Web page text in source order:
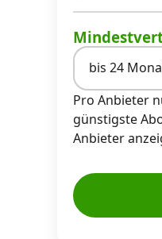
bis 24
Pro Anbieter
günstigste
Anbieter